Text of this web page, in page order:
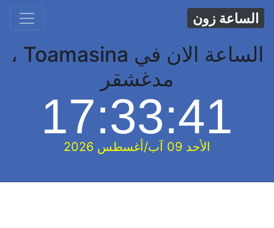
الساعة زون
الساعة الان في Toamasina ،
مدغشقر
17:33:42
الأحد 09 آب/أغسطس 2026